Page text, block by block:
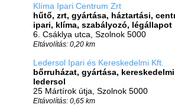
Klíma Ipari Centrum Zrt
hűtő, zrt, gyártása, háztartási,
ipari, klíma, szabályozó, légállapot
6. Csáklya utca, Szolnok 5000
Eltávolítás: 0,20 km
Ledersol Ipari és Kereskedelmi Kft.
bőrruházat, gyártása,
ledersol
25 Mártírok útja, Szolnok 5000
Eltávolítás: 0,65 km